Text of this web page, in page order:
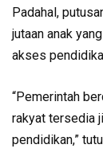
Padahal,
jutaan anak
akses
“Pemerintah
rakyat tersedia
pendidikan,”